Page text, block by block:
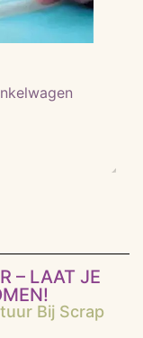
– LAAT JE
Bij Scrap